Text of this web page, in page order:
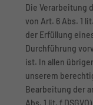
Die Verarbeitung
von Art. 6 Abs. 1
der Erfüllung
Durchführung
ist. In allen
unserem
Bearbeitung der
Abs. 1 lit. f